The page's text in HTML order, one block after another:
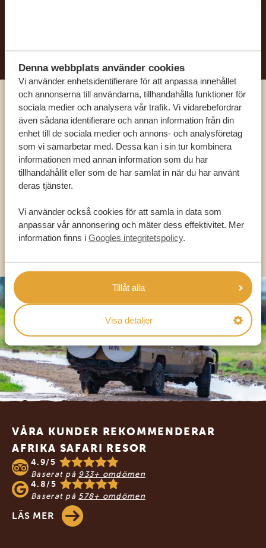
Denna webbplats använder cookies
Vi använder enhetsidentifierare för att anpassa innehållet
och annonserna till användarna, tillhandahålla funktioner för
sociala medier och analysera vår trafik. Vi vidarebefordrar
även sådana identifierare och annan information från din
enhet till de sociala medier och annons- och analysföretag
som vi samarbetar med. Dessa kan i sin tur kombinera
informationen med annan information som du har
tillhandahållit eller som de har samlat in när du har använt
deras tjänster.
Vi använder också cookies för att samla in data som
anpassar vår annonsering och mäter dess effektivitet. Mer
information finns i Googles integritetspolicy.
Tillåt alla
Visa detaljer
Ring en av våra experter
VÅRA SPECIALISTER FINNS HÄR FÖR ATT
HJÄLPA DIG
SV:+31 174 788 101
OLIKA LÄNDER
Footer
VÅRA KUNDER REKOMMENDERAR
AFRIKA SAFARI RESOR
4.9/5
Baserat på 933+ omdömen
4.8/5
Baserat på 578+ omdömen
LÄS MER